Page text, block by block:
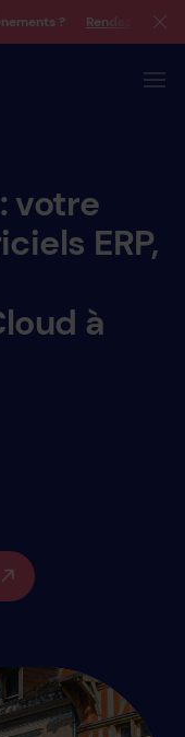
? Rendez-vous
votre
ERP,
à